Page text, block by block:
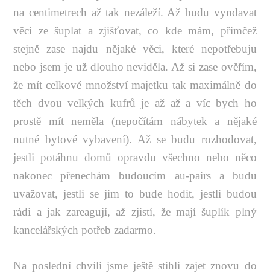
na centimetrech až tak nezáleží. Až budu vyndavat
věci ze šuplat a zjišťovat, co kde mám, přimčež
stejně zase najdu nějaké věci, které nepotřebuju
nebo jsem je už dlouho neviděla. Až si zase ověřím,
že mít celkové množství majetku tak maximálně do
těch dvou velkých kufrů je až až a víc bych ho
prostě mít neměla (nepočítám nábytek a nějaké
nutné bytové vybavení). Až se budu rozhodovat,
jestli potáhnu domů opravdu všechno nebo něco
nakonec přenechám budoucím au-pairs a budu
uvažovat, jestli se jim to bude hodit, jestli budou
rádi a jak zareagují, až zjistí, že mají šuplík plný
kancelářských potřeb zadarmo.
Na poslední chvíli jsme ještě stihli zajet znovu do